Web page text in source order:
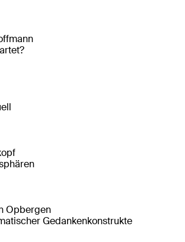
Opbergen
Gedankenkonstrukte